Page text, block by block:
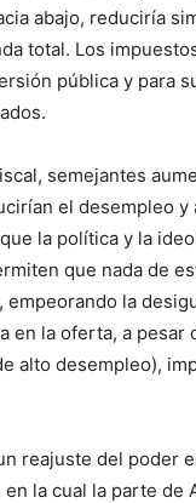
abajo, reduciría
total. Los
pública y para
semejantes
el desempleo y
la política y la
que nada de
la
en la oferta, a
alto desempleo),
reajuste del poder
la cual la parte de